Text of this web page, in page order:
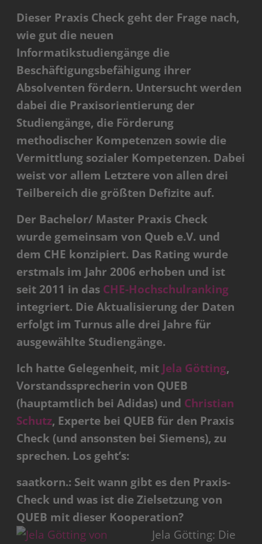
Dieser Praxis Check geht der Frage nach,
wie gut die neuen
Informatikstudiengänge die
Beschäftigungsbefähigung ihrer
Absolventen fördern. Untersucht werden
dabei die Praxisorientierung der
Studiengänge, die Förderung
methodischer Kompetenzen sowie die
Vermittlung sozialer Kompetenzen. Dabei
weist vor allem Letztere von allen drei
Teilbereich die größten Defizite auf.
Der Bachelor/ Master Praxis Check
wurde gemeinsam von Queb e.V. und
dem CHE konzipiert. Das Rating wurde
erstmals im Jahr 2006 erhoben und ist
seit 2011 in das CHE-Hochschulranking
integriert. Die Aktualisierung der Daten
erfolgt im Turnus alle drei Jahre für
ausgewählte Studiengänge.
Ich hatte Gelegenheit, mit Jela Götting,
Vorstandssprecherin von QUEB
(hauptamtlich bei Adidas) und Christian
Schutz, Experte bei QUEB für den Praxis
Check (und ansonsten bei Siemens), zu
sprechen. Los geht’s:
saatkorn.: Seit wann gibt es den Praxis-
Check und was ist die Zielsetzung von
QUEB mit dieser Kooperation?
Jela Götting: Die